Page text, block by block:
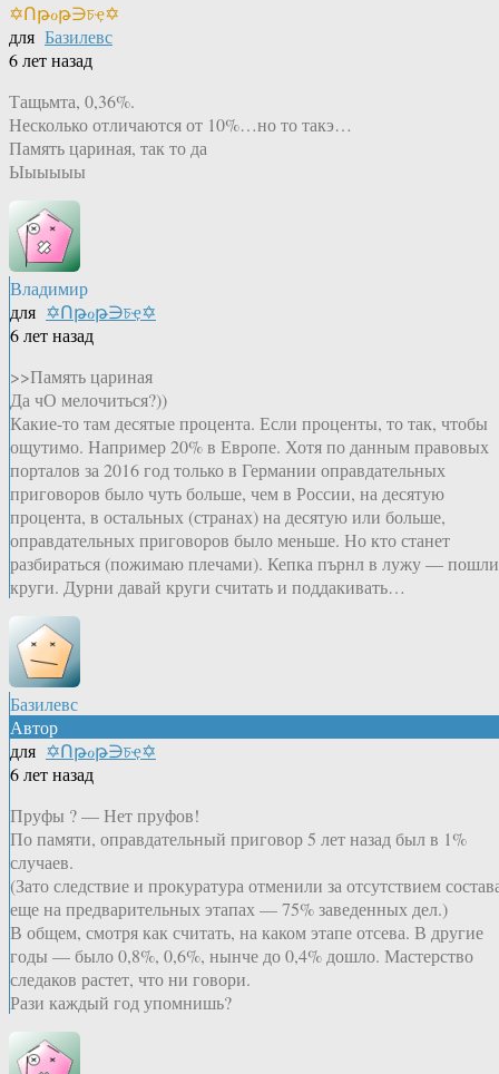
✡Ոթℴթ∋চҿ✡
для Базилевс
6 лет назад
Тащьмта, 0,36%.
Несколько отличаются от 10%…но то такэ…
Память цариная, так то да
Ыыыыыы
Владимир
для ✡Ոթℴթ∋চҿ✡
6 лет назад
>>Память цариная
Да чО мелочиться?))
Какие-то там десятые процента. Если проценты, то так, чтобы
ощутимо. Например 20% в Европе. Хотя по данным правовых
порталов за 2016 год только в Германии оправдательных
приговоров было чуть больше, чем в России, на десятую
процента, в остальных (странах) на десятую или больше,
оправдательных приговоров было меньше. Но кто станет
разбираться (пожимаю плечами). Кепка пърнл в лужу — пошли
круги. Дурни давай круги считать и поддакивать…
Базилевс
Автор
для ✡Ոթℴթ∋চҿ✡
6 лет назад
Пруфы ? — Нет пруфов!
По памяти, оправдательный приговор 5 лет назад был в 1%
случаев.
(Зато следствие и прокуратура отменили за отсутствием
еще на предварительных этапах — 75% заведенных дел.)
В общем, смотря как считать, на каком этапе отсева. В другие
годы — было 0,8%, 0,6%, нынче до 0,4% дошло. Мастерство
следаков растет, что ни говори.
Рази каждый год упомнишь?